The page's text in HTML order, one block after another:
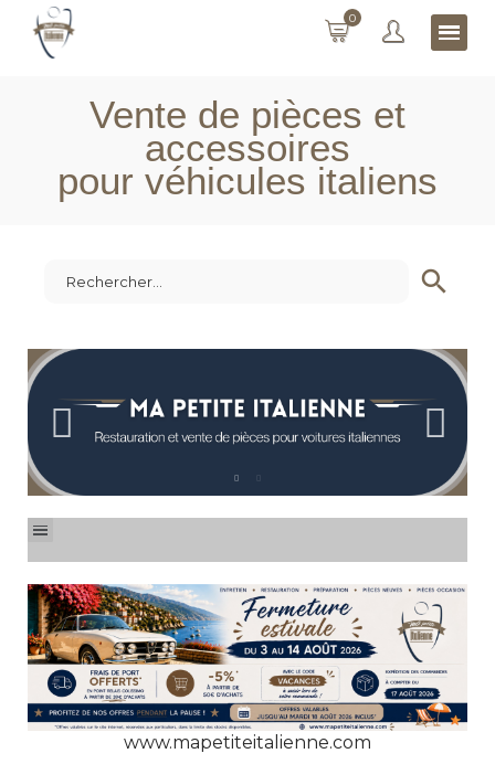
0
Vente de pièces et
accessoires
pour véhicules italiens
www.mapetiteitalienne.com